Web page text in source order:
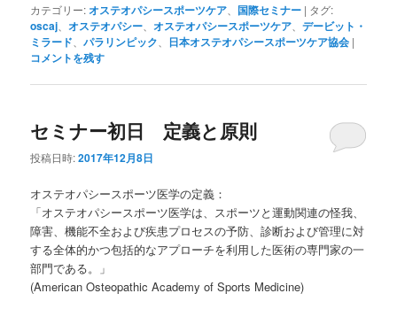
カテゴリー:オステオパシースポーツケア 国際セミナー | タグ:
oscaj 、オステオパシー 、オステオパシースポーツケア 、デービット・
ミラード 、パラリンピック 日本オステオパシースポーツケア協会 |
コメントを残す
セミナー初日 定義と原則
投稿日時:2017年12月8日
オステオパシースポーツ医学の定義：
「オステオパシースポーツ医学は、スポーツと運動関連の怪我、
障害、機能不全および疾患プロセスの予防、診断および管理に対
する全体的かつ包括的なアプローチを利用した医術の専門家の一
部門である。」
(American Osteopathic Academy of Sports Medicine)